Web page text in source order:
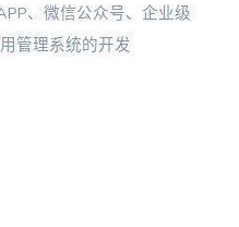
、微信公众号、企业级
管理系统的开发